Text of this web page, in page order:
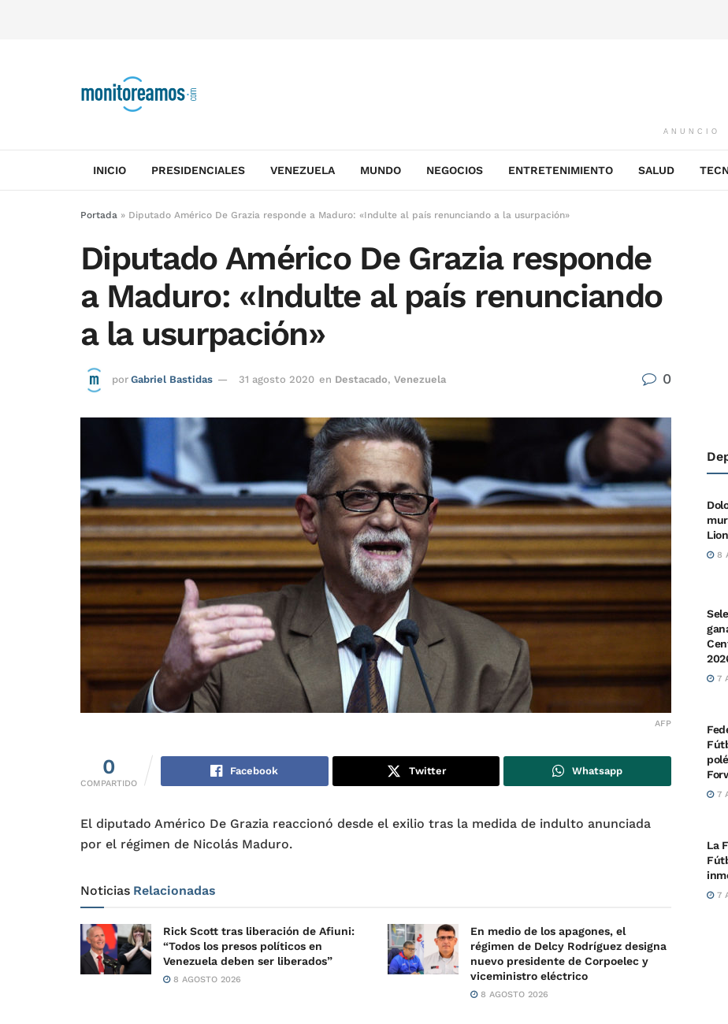
ANUNCIO
INICIO PRESIDENCIALES VENEZUELA MUNDO NEGOCIOS ENTRETENIMIENTO SALUD
Portada » Diputado Américo De Grazia responde a Maduro: «Indulte al país renunciando a la usurpación»
Diputado Américo De Grazia responde
a Maduro: «Indulte al país renunciando
a la usurpación»
por Gabriel Bastidas 31 agosto 2020 en Destacado,Venezuela 0
AFP
0
COMPARTIDO
Facebook Twitter Whatsapp
El diputado Américo De Grazia reaccionó desde el exilio tras la medida de indulto anunciada
por el régimen de Nicolás Maduro.
Noticias Relacionadas
Rick Scott tras liberación de Afiuni:
“Todos los presos políticos en
Venezuela deben ser liberados”
8 AGOSTO 2026
En medio de los apagones, el
régimen de Delcy Rodríguez designa
nuevo presidente de Corpoelec y
viceministro eléctrico
8 AGOSTO 2026
8
7
7
La
7